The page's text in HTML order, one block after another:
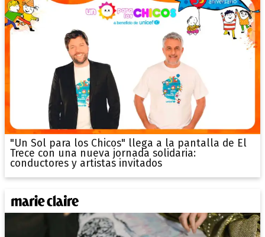
"Un Sol para los Chicos" llega a la pantalla de El
Trece con una nueva jornada solidaria:
conductores y artistas invitados